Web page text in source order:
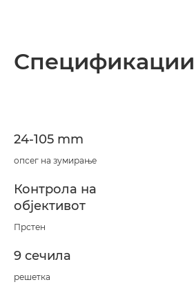
Спецификации
24-105 mm
опсег на зумирање
Контрола на
објективот
Прстен
9 сечила
решетка